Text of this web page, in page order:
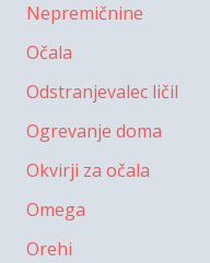
Nepremičnine
Očala
Odstranjevalec ličil
Ogrevanje doma
Okvirji za očala
Omega
Orehi